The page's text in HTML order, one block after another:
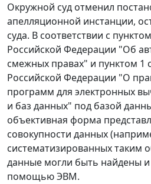
Окружной суд отменил
апелляционной инстанции,
суда. В соответствии с
Российской Федерации "Об
смежных правах" и пунктом 1
Российской Федерации "О
программ для электронных
и баз данных" под базой
объективная форма
совокупности данных
систематизированных таким
данные могли быть найдены
помощью ЭВМ.